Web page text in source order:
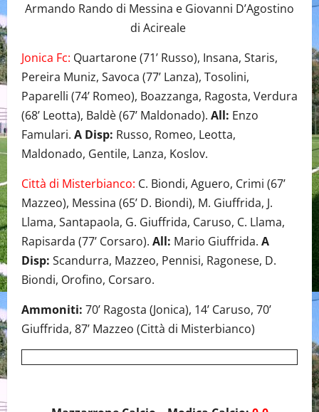
Armando Rando di Messina e Giovanni D’Agostino
di Acireale
Jonica Fc: Quartarone (71’ Russo), Insana, Staris,
Pereira Muniz, Savoca (77’ Lanza), Tosolini,
Paparelli (74’ Romeo), Boazzanga, Ragosta, Verdura
(68’ Leotta), Baldè (67’ Maldonado). All: Enzo
Famulari. A Disp: Russo, Romeo, Leotta,
Maldonado, Gentile, Lanza, Koslov.
Città di Misterbianco: C. Biondi, Aguero, Crimi (67’
Mazzeo), Messina (65’ D. Biondi), M. Giuffrida, J.
Llama, Santapaola, G. Giuffrida, Caruso, C. Llama,
Rapisarda (77’ Corsaro). All: Mario Giuffrida. A
Disp: Scandurra, Mazzeo, Pennisi, Ragonese, D.
Biondi, Orofino, Corsaro.
Ammoniti: 70’ Ragosta (Jonica), 14’ Caruso, 70’
Giuffrida, 87’ Mazzeo (Città di Misterbianco)